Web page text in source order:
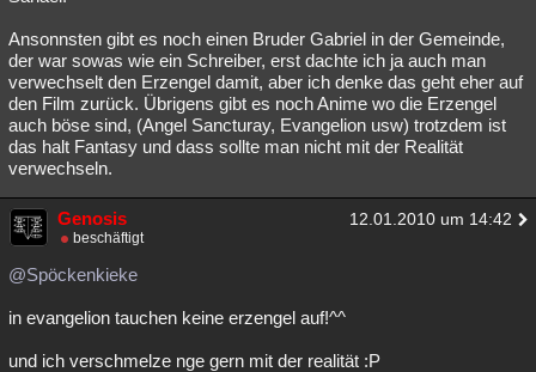
Ansonnsten gibt es noch einen Bruder Gabriel in der Gemeinde,
der war sowas wie ein Schreiber, erst dachte ich ja auch man
verwechselt den Erzengel damit, aber ich denke das geht eher auf
den Film zurück. Übrigens gibt es noch Anime wo die Erzengel
auch böse sind, (Angel Sancturay, Evangelion usw) trotzdem ist
das halt Fantasy und dass sollte man nicht mit der Realität
verwechseln.
Genosis 12.01.2010 um 14:42
beschäftigt
@Spöckenkieke
in evangelion tauchen keine erzengel auf!^^
und ich verschmelze nge gern mit der realität :P